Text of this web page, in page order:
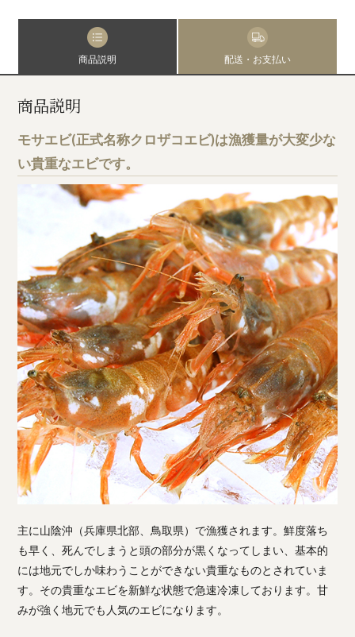
商品説明 配送・お支払い
商品説明
モサエビ(正式名称クロザコエビ)は漁獲量が大変少な
い貴重なエビです。
主に山陰沖（兵庫県北部、鳥取県）で漁獲されます。鮮度落ち
も早く、死んでしまうと頭の部分が黒くなってしまい、基本的
には地元でしか味わうことができない貴重なものとされていま
す。その貴重なエビを新鮮な状態で急速冷凍しております。甘
みが強く地元でも人気のエビになります。